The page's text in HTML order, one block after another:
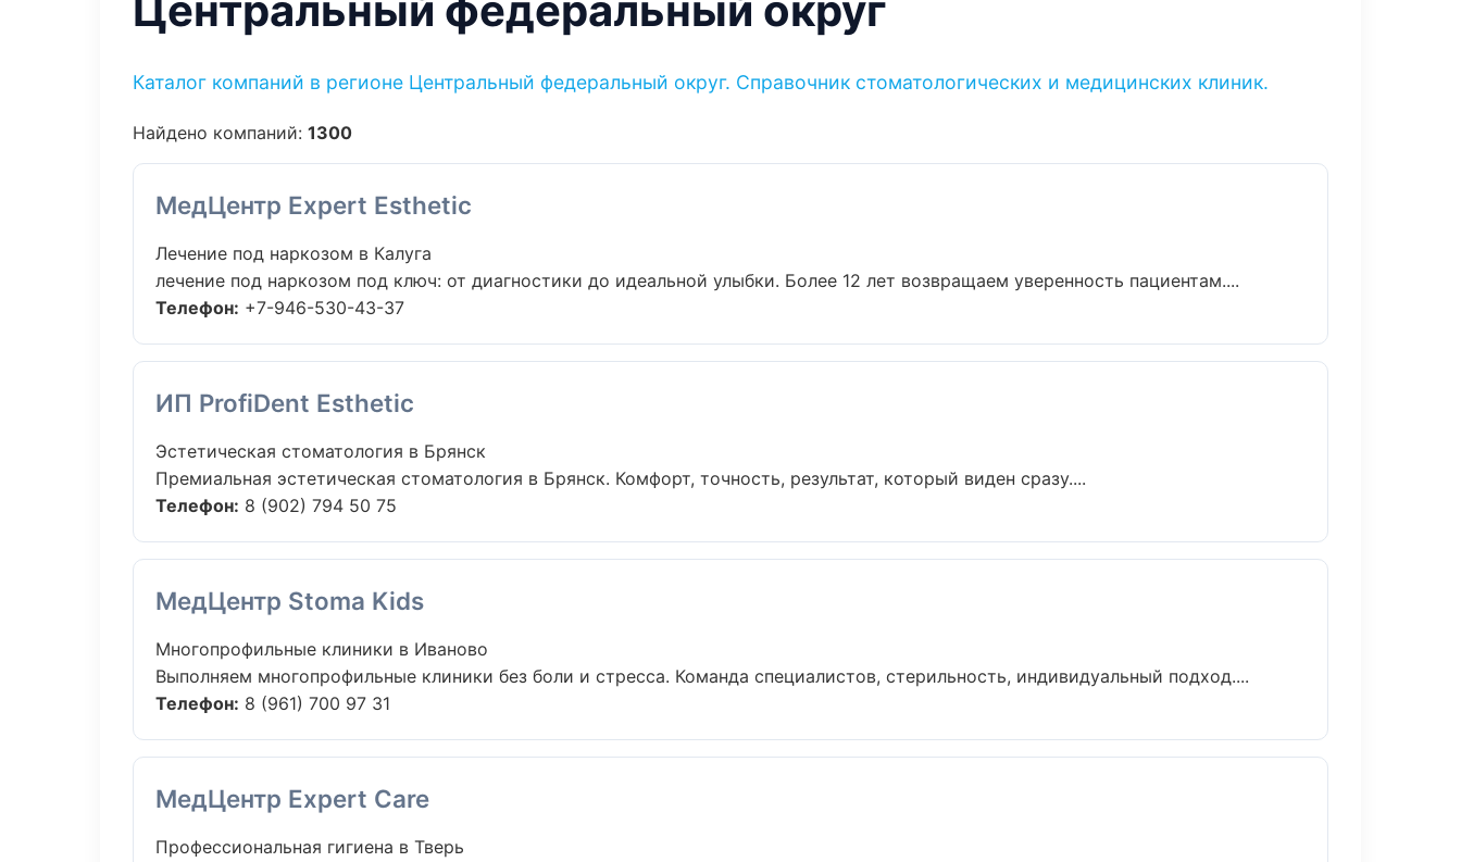
Каталог компаний в регионе Центральный федеральный округ. Справочник стоматологических и медицинских клиник.
Найдено компаний: 1300
МедЦентр Expert Esthetic
Лечение под наркозом в Калуга
лечение под наркозом под ключ: от диагностики до идеальной улыбки. Более 12 лет возвращаем уверенность пациентам....
Телефон: +7-946-530-43-37
ИП ProfiDent Esthetic
Эстетическая стоматология в Брянск
Премиальная эстетическая стоматология в Брянск. Комфорт, точность, результат, который виден сразу....
Телефон: 8 (902) 794 50 75
МедЦентр Stoma Kids
Многопрофильные клиники в Иваново
Выполняем многопрофильные клиники без боли и стресса. Команда специалистов, стерильность, индивидуальный подход....
Телефон: 8 (961) 700 97 31
МедЦентр Expert Care
Профессиональная гигиена в Тверь